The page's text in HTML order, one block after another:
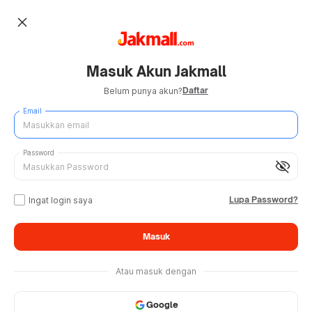
close
Masuk Akun Jakmall
Belum punya akun?Daftar
Email
visibility_off
Password
Ingat login saya Lupa Password?
Masuk
Atau masuk dengan
Google